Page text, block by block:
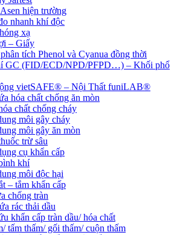
hiện trường
nhanh khí độc
xạ
– Giấy
tích Phenol và Cyanua đồng thời
GC (FID/ECD/NPD/PFPD…) – Khối phổ
vietSAFE® – Nội Thất funiLAB®
hóa chất chống ăn mòn
chất chống cháy
môi gây cháy
môi gây ăn mòn
trừ sâu
cụ khẩn cấp
khí
môi độc hại
– tắm khẩn cấp
chống tràn
rác thải dầu
khẩn cấp tràn dầu/ hóa chất
tấm thấm/ gối thấm/ cuộn thấm